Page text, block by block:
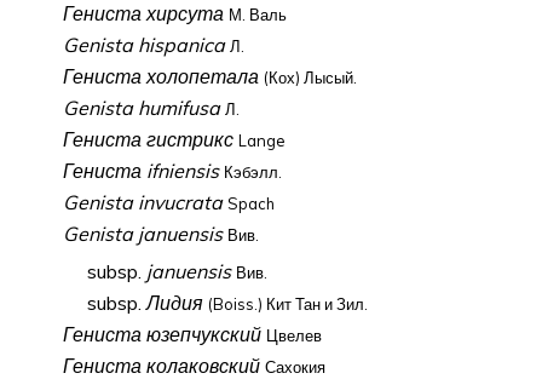
Гениста хирсута М. Валь
Genista hispanica Л.
Гениста холопетала (Кох) Лысый.
Genista humifusa Л.
Гениста гистрикс Lange
Гениста ifniensis Кэбэлл.
Genista invucrata Spach
Genista januensis Вив.
subsp. januensis Вив.
subsp.Лидия (Boiss.) Кит Тан и Зил.
Гениста юзепчукский Цвелев
Гениста колаковский Сахокия